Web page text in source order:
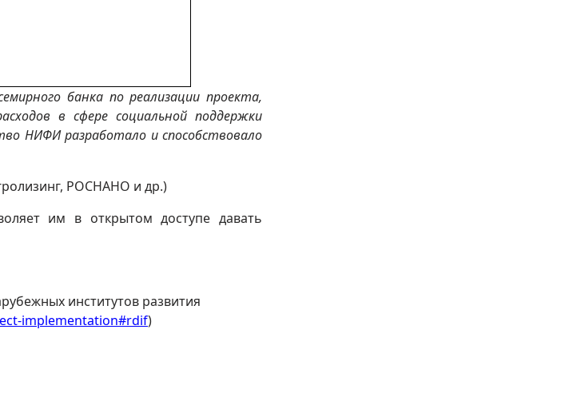
банка по реализации проекта,
в сфере социальной поддержки
НИФИ разработало и способствовало
РОСНАНО и др.)
им в открытом доступе давать
институтов развития
implementation#rdif)